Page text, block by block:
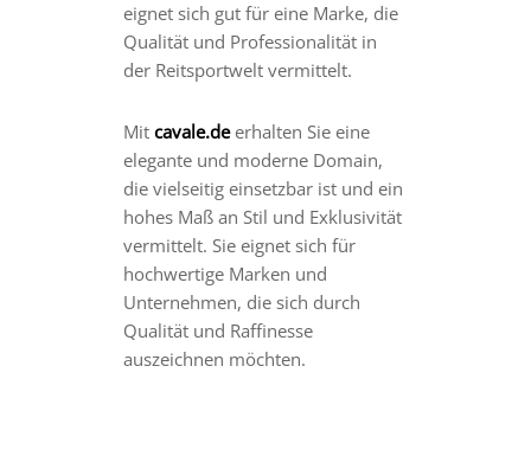
eignet sich gut für eine Marke, die
Qualität und Professionalität in
der Reitsportwelt vermittelt.
Mit cavale.deerhalten Sie eine
elegante und moderne Domain,
die vielseitig einsetzbar ist und ein
hohes Maß an Stil und Exklusivität
vermittelt. Sie eignet sich für
hochwertige Marken und
Unternehmen, die sich durch
Qualität und Raffinesse
auszeichnen möchten.